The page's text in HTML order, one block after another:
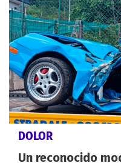
DOLOR
Un reconocido